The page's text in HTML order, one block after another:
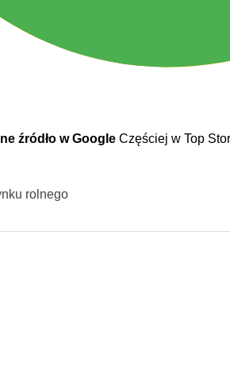
źródło w Google Częściej w Top
rolnego